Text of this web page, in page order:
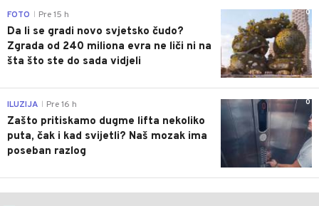
0
FOTO Pre 15 h
Da li se gradi novo svjetsko čudo?
Zgrada od 240 miliona evra ne liči ni na
šta što ste do sada vidjeli
0
ILUZIJA Pre 16 h
Zašto pritiskamo dugme lifta nekoliko
puta, čak i kad svijetli? Naš mozak ima
poseban razlog